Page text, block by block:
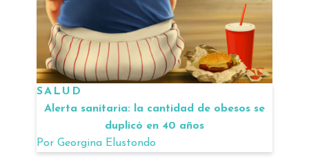
SALUD
Alerta sanitaria: la cantidad de obesos se
duplicó en 40 años
Por Georgina Elustondo